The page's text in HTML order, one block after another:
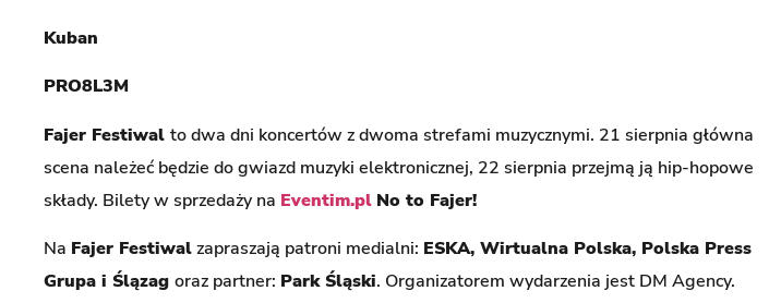
Kuban
PRO8L3M
Fajer Festiwal to dwa dni koncertów z dwoma strefami muzycznymi. 21 sierpnia główna
scena należeć będzie do gwiazd muzyki elektronicznej, 22 sierpnia przejmą ją hip-hopowe
składy. Bilety w sprzedaży na Eventim.pl No to Fajer!
Na Fajer Festiwalzapraszają patroni medialni: ESKA, Wirtualna Polska, Polska Press
Grupa i Ślązag oraz partner: Park Śląski. Organizatorem wydarzenia jest DM Agency.